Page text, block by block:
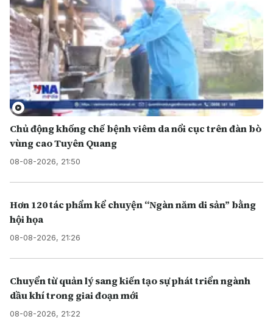
Chủ động khống chế bệnh viêm da nổi cục trên đàn bò
vùng cao Tuyên Quang
08-08-2026, 21:50
Hơn 120 tác phẩm kể chuyện “Ngàn năm di sản” bằng
hội họa
08-08-2026, 21:26
Chuyển từ quản lý sang kiến tạo sự phát triển ngành
dầu khí trong giai đoạn mới
08-08-2026, 21:22